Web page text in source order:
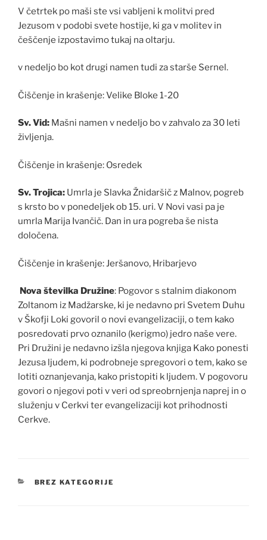
V četrtek po maši ste vsi vabljeni k molitvi pred
Jezusom v podobi svete hostije, ki ga v molitev in
češčenje izpostavimo tukaj na oltarju.
v nedeljo bo kot drugi namen tudi za starše Sernel.
Čiščenje in krašenje: Velike Bloke 1-20
Sv. Vid: Mašni namen v nedeljo bo v zahvalo za 30 leti
življenja.
Čiščenje in krašenje: Osredek
Sv. Trojica: Umrla je Slavka Žnidaršič z Malnov, pogreb
s krsto bo v ponedeljek ob 15. uri. V Novi vasi pa je
umrla Marija Ivančič. Dan in ura pogreba še nista
določena.
Čiščenje in krašenje: Jeršanovo, Hribarjevo
Nova številka Družine: Pogovor s stalnim diakonom
Zoltanom iz Madžarske, ki je nedavno pri Svetem Duhu
v Škofji Loki govoril o novi evangelizaciji, o tem kako
posredovati prvo oznanilo (kerigmo) jedro naše vere.
Pri Družini je nedavno izšla njegova knjiga Kako ponesti
Jezusa ljudem, ki podrobneje spregovori o tem, kako se
lotiti oznanjevanja, kako pristopiti k ljudem. V pogovoru
govori o njegovi poti v veri od spreobrnjenja naprej in o
služenju v Cerkvi ter evangelizaciji kot prihodnosti
Cerkve.
KATEGORIJE
BREZ KATEGORIJE